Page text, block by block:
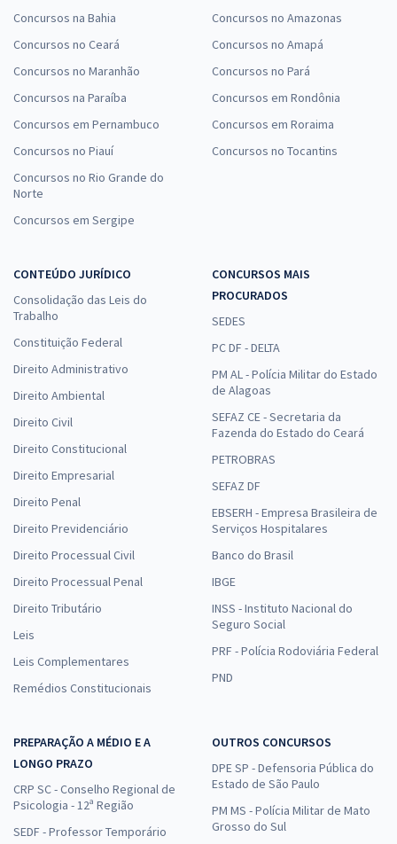
Concursos na Bahia
Concursos no Ceará
Concursos no Maranhão
Concursos na Paraíba
Concursos em Pernambuco
Concursos no Piauí
Concursos no Rio Grande do
Norte
Concursos em Sergipe
Concursos no Amazonas
Concursos no Amapá
Concursos no Pará
Concursos em Rondônia
Concursos em Roraima
Concursos no Tocantins
CONTEÚDO JURÍDICO
Consolidação das Leis do
Trabalho
Constituição Federal
Direito Administrativo
Direito Ambiental
Direito Civil
Direito Constitucional
Direito Empresarial
Direito Penal
Direito Previdenciário
Direito Processual Civil
Direito Processual Penal
Direito Tributário
Leis
Leis Complementares
Remédios Constitucionais
CONCURSOS MAIS
PROCURADOS
SEDES
PC DF - DELTA
PM AL - Polícia Militar do Estado
de Alagoas
SEFAZ CE - Secretaria da
Fazenda do Estado do Ceará
PETROBRAS
SEFAZ DF
EBSERH - Empresa Brasileira de
Serviços Hospitalares
Banco do Brasil
IBGE
INSS - Instituto Nacional do
Seguro Social
PRF - Polícia Rodoviária Federal
PND
PREPARAÇÃO A MÉDIO E A
LONGO PRAZO
CRP SC - Conselho Regional de
Psicologia - 12ª Região
SEDF - Professor Temporário
OUTROS CONCURSOS
DPE SP - Defensoria Pública do
Estado de São Paulo
PM MS - Polícia Militar de Mato
Grosso do Sul